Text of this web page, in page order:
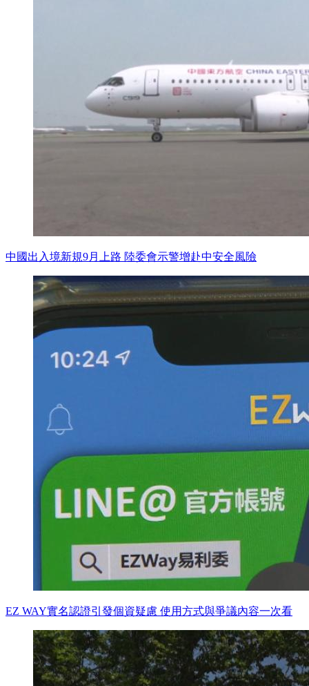
中國出入境新規9月上路 陸委會示警增赴中安全風險
EZ WAY實名認證引發個資疑慮 使用方式與爭議內容一次看